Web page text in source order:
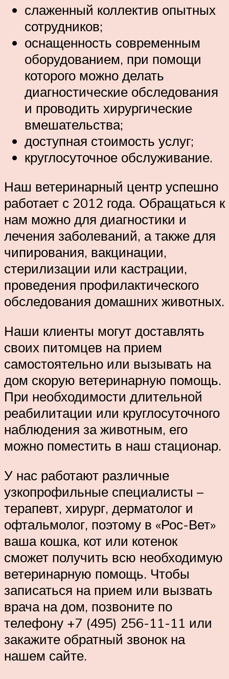
слаженный коллектив опытных
сотрудников;
оснащенность современным
оборудованием, при помощи
которого можно делать
диагностические обследования
и проводить хирургические
вмешательства;
доступная стоимость услуг;
круглосуточное обслуживание.
Наш ветеринарный центр успешно
работает с 2012 года. Обращаться к
нам можно для диагностики и
лечения заболеваний, а также для
чипирования, вакцинации,
стерилизации или кастрации,
проведения профилактического
обследования домашних животных.
Наши клиенты могут доставлять
своих питомцев на прием
самостоятельно или вызывать на
дом скорую ветеринарную помощь.
При необходимости длительной
реабилитации или круглосуточного
наблюдения за животным, его
можно поместить в наш стационар.
У нас работают различные
узкопрофильные специалисты –
терапевт, хирург, дерматолог и
офтальмолог, поэтому в «Рос-Вет»
ваша кошка, кот или котенок
сможет получить всю необходимую
ветеринарную помощь. Чтобы
записаться на прием или вызвать
врача на дом, позвоните по
телефону +7 (495) 256-11-11 или
закажите обратный звонок на
нашем сайте.